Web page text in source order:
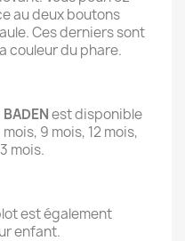
au deux boutons
Ces derniers sont
couleur du phare.
est disponible
9 mois, 12 mois,
mois.
est également
enfant.